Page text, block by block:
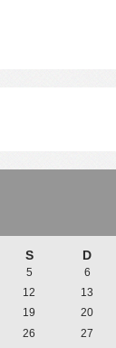
S D
5
6
12
13
19
20
26
27